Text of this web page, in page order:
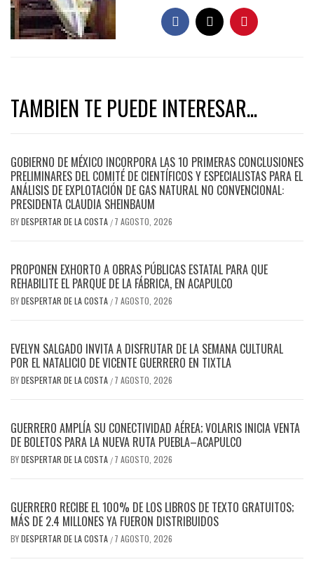
TAMBIEN TE PUEDE INTERESAR...
GOBIERNO DE MÉXICO INCORPORA LAS 10 PRIMERAS CONCLUSIONES
PRELIMINARES DEL COMITÉ DE CIENTÍFICOS Y ESPECIALISTAS PARA EL
ANÁLISIS DE EXPLOTACIÓN DE GAS NATURAL NO CONVENCIONAL:
PRESIDENTA CLAUDIA SHEINBAUM
BYDESPERTAR DE LA COSTA / 7 AGOSTO, 2026
PROPONEN EXHORTO A OBRAS PÚBLICAS ESTATAL PARA QUE
REHABILITE EL PARQUE DE LA FÁBRICA, EN ACAPULCO
BYDESPERTAR DE LA COSTA / 7 AGOSTO, 2026
EVELYN SALGADO INVITA A DISFRUTAR DE LA SEMANA CULTURAL
POR EL NATALICIO DE VICENTE GUERRERO EN TIXTLA
BYDESPERTAR DE LA COSTA / 7 AGOSTO, 2026
GUERRERO AMPLÍA SU CONECTIVIDAD AÉREA; VOLARIS INICIA VENTA
DE BOLETOS PARA LA NUEVA RUTA PUEBLA–ACAPULCO
BYDESPERTAR DE LA COSTA / 7 AGOSTO, 2026
GUERRERO RECIBE EL 100% DE LOS LIBROS DE TEXTO GRATUITOS;
MÁS DE 2.4 MILLONES YA FUERON DISTRIBUIDOS
BYDESPERTAR DE LA COSTA / 7 AGOSTO, 2026